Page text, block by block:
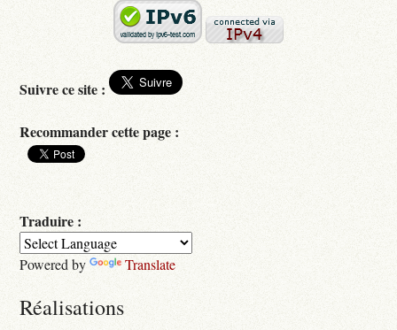
Suivre ce site :
Recommander cette page :
Traduire :
Powered by Translate
Réalisations